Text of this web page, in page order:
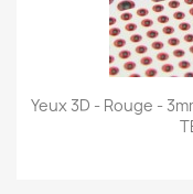
Yeux 3D - Rouge -